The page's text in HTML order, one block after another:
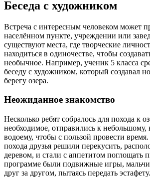
Беседа с художником
Встреча с интересным человеком может
населённом пункте, учреждении или
существуют места, где творческие
находиться в одиночестве, чтобы
необычное. Например, ученик 5 класса
беседу с художником, который создавал
берегу озера.
Неожиданное знакомство
Несколько ребят собралось для похода к
необходимое, отправились к небольшому,
водоему, чтобы с пользой провести
похода друзья решили перекусить,
деревом, и стали с аппетитом поглощать
программе были подвижные игры,
друг за другом, пытаясь передать эстафету.